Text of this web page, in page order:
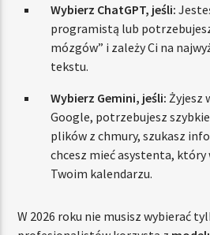
Wybierz ChatGPT, jeśli:
programistą lub
mózgów” i zależy Ci na
tekstu.
Wybierz Gemini, jeśli: Żyjesz
Google, potrzebujesz
plików z chmury, szukasz
chcesz mieć asystenta, który
Twoim kalendarzu.
W 2026 roku nie musisz wybierać